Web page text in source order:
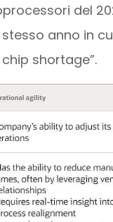
del
stesso anno in
shortage”.